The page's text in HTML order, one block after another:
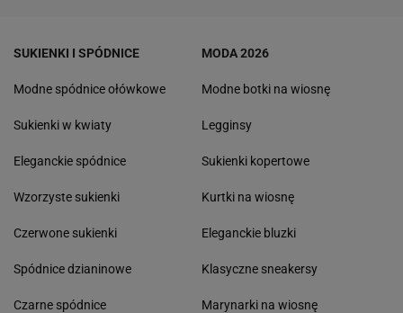
SUKIENKI I SPÓDNICE
Modne spódnice ołówkowe
Sukienki w kwiaty
Eleganckie spódnice
Wzorzyste sukienki
Czerwone sukienki
Spódnice dzianinowe
Czarne spódnice
MODA 2026
Modne botki na wiosnę
Legginsy
Sukienki kopertowe
Kurtki na wiosnę
Eleganckie bluzki
Klasyczne sneakersy
Marynarki na wiosnę